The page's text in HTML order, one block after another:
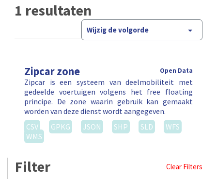
1 resultaten
Wijzig de volgorde
Zipcar zone Open Data
Zipcar is een systeem van deelmobiliteit met
gedeelde voertuigen volgens het free floating
principe. De zone waarin gebruik kan gemaakt
worden van deze dienst wordt aangegeven.
CSV
GPKG JSON SHP SLD
WFS
WMS
Filter Clear Filters